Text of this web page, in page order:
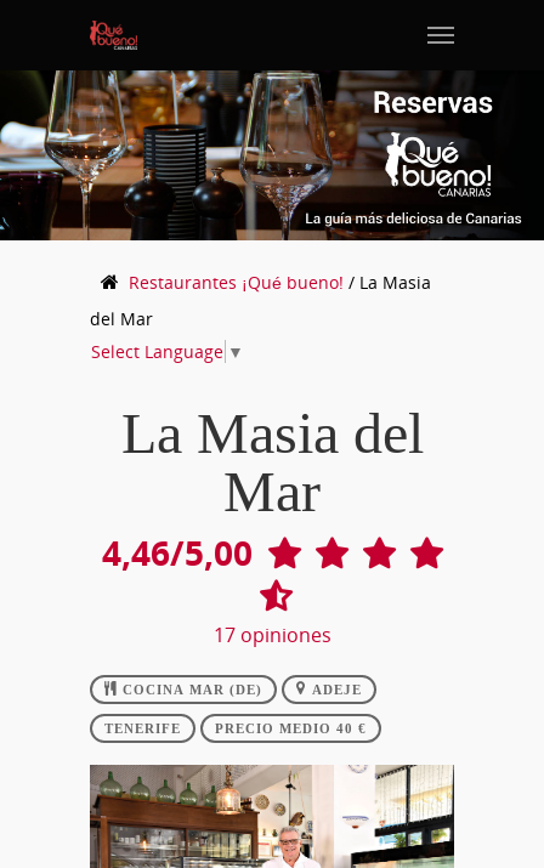
Restaurantes ¡Qué bueno! / La Masia
del Mar
Select Language ▼
La Masia del
Mar
4,46/5,00
17opiniones
COCINA MAR (DE) ADEJE
TENERIFE PRECIO MEDIO 40 €